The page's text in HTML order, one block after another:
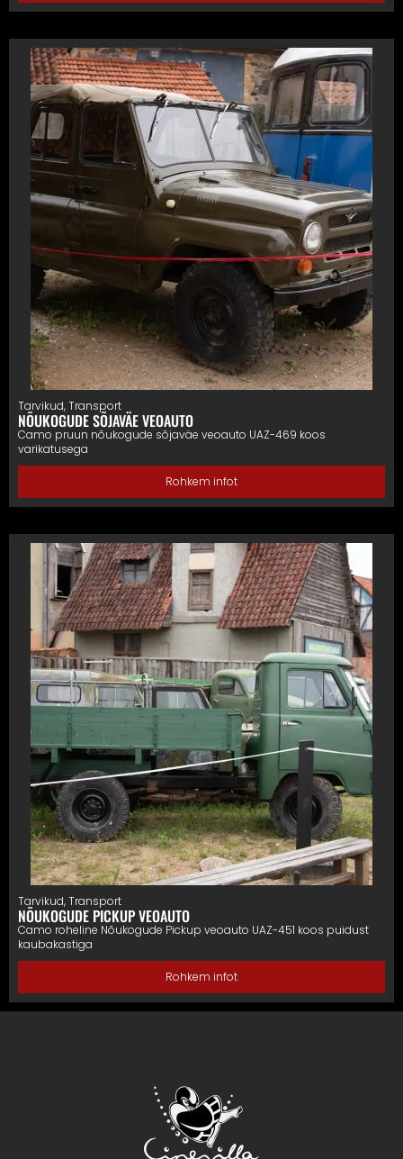
Tarvikud,Transport
NÕUKOGUDE SÕJAVÄE VEOAUTO
Camo pruun nõukogude sõjaväe veoauto UAZ-469 koos
varikatusega
Rohkem infot
Tarvikud,Transport
NÕUKOGUDE PICKUP VEOAUTO
Camo roheline Nõukogude Pickup veoauto UAZ-451 koos puidust
kaubakastiga
Rohkem infot